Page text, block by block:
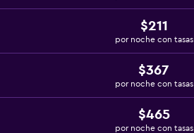
$211
por noche con tasas
$367
por noche con tasas
$465
por noche con tasas